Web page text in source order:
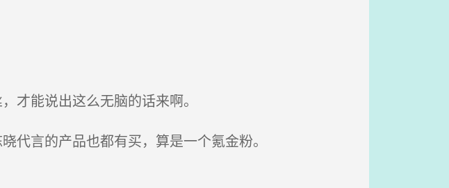
才能说出这么无脑的话来啊。
言的产品也都有买，算是一个氪金粉。